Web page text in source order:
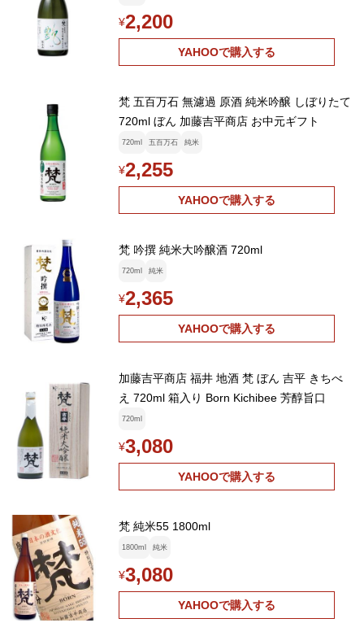
¥2,200
YAHOOで購入する
梵 五百万石 無濾過 原酒 純米吟醸 しぼりたて
720ml ぼん 加藤吉平商店 お中元ギフト
720ml 五百万石 純米
¥2,255
YAHOOで購入する
梵 吟撰 純米大吟醸酒 720ml
720ml 純米
¥2,365
YAHOOで購入する
加藤吉平商店 福井 地酒 梵 ぼん 吉平 きちべ
え 720ml 箱入り Born Kichibee 芳醇旨口
720ml
¥3,080
YAHOOで購入する
梵 純米55 1800ml
1800ml 純米
¥3,080
YAHOOで購入する